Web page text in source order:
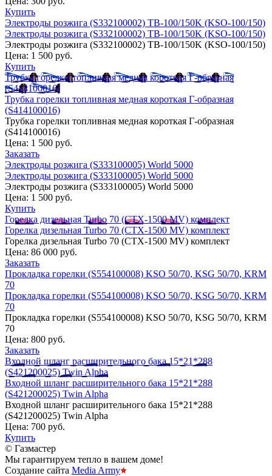
Купить
Электроды розжига (S332100002) TB-100/150K (KSO-100/150)
Электроды розжига (S332100002) TB-100/150K (KSO-100/150)
Электроды розжига (S332100002) TB-100/150K (KSO-100/150)
Цена: 1 500 руб.
Купить
Трубка горелки топливная медная короткая Г-образная
(S414100016)
Трубка горелки топливная медная короткая Г-образная
(S414100016)
Трубка горелки топливная медная короткая Г-образная
(S414100016)
Цена: 1 500 руб.
Заказать
Электроды розжига (S333100005) World 5000
Электроды розжига (S333100005) World 5000
Электроды розжига (S333100005) World 5000
Цена: 1 500 руб.
Купить
Горелка дизельная Turbo 70 (CTX-1500 MV) комплект
Горелка дизельная Turbo 70 (CTX-1500 MV) комплект
Горелка дизельная Turbo 70 (CTX-1500 MV) комплект
Цена: 86 000 руб.
Заказать
Прокладка горелки (S554100008) KSO 50/70, KSG 50/70, KRM
70
Прокладка горелки (S554100008) KSO 50/70, KSG 50/70, KRM
70
Прокладка горелки (S554100008) KSO 50/70, KSG 50/70, KRM
70
Цена: 800 руб.
Заказать
Входной шланг расширительного бака 15*21*288
(S421200025) Twin Alpha
Входной шланг расширительного бака 15*21*288
(S421200025) Twin Alpha
Входной шланг расширительного бака 15*21*288
(S421200025) Twin Alpha
Цена: 700 руб.
Купить
© Газмастер
Мы гарантируем тепло в вашем доме!
Создание сайта Media Army